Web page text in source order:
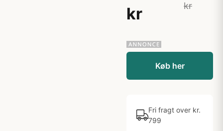
kr
kr
Køb her
Fri fragt over kr.
799